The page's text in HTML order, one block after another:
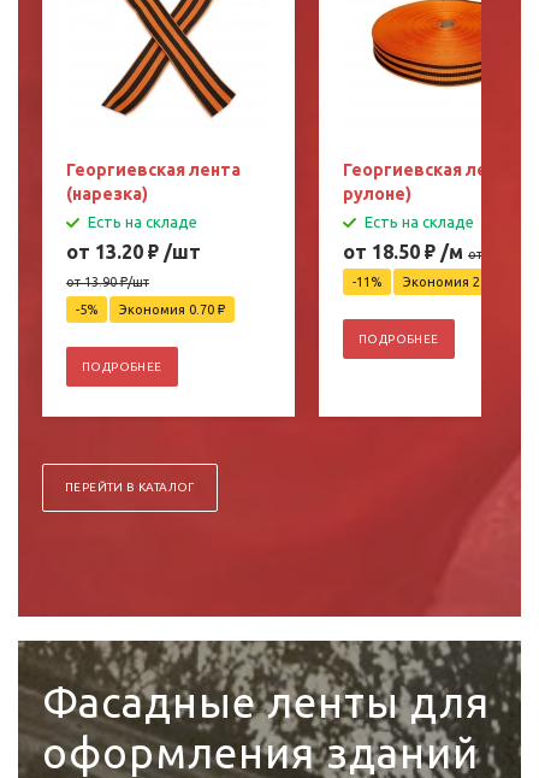
Георгиевская лента
(нарезка)
Есть на складе
от 13.20 ₽ /шт
от 13.90₽/шт
-5%
Экономия 0.70 ₽
ПОДРОБНЕЕ
Георгиевская лента (в
рулоне)
Есть на складе
от 18.50 ₽ /м от 20.90
-11%
Экономия 2.40
ПОДРОБНЕЕ
ПЕРЕЙТИ В КАТАЛОГ
Фасадные ленты для
оформления зданий